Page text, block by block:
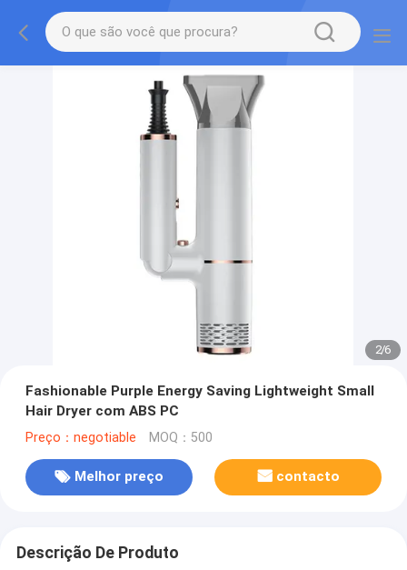
2/6
Fashionable Purple Energy Saving Lightweight Small
Hair Dryer com ABS PC
Preço：negotiable MOQ：500
Melhor preço contacto
Descrição De Produto